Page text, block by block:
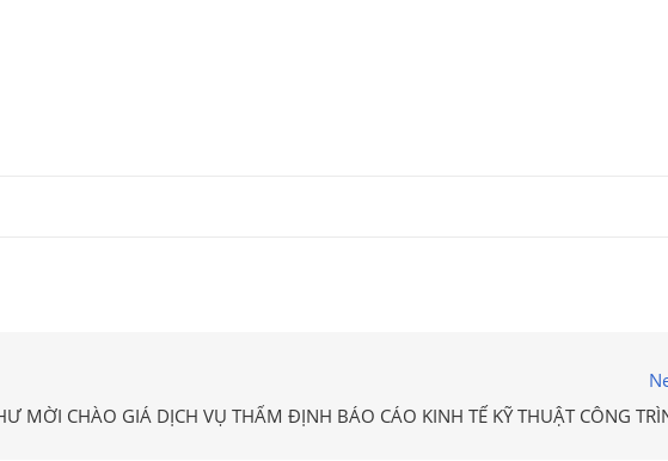
MỜI CHÀO GIÁ DỊCH VỤ THẨM ĐỊNH BÁO CÁO KINH TẾ KỸ THUẬT CÔNG